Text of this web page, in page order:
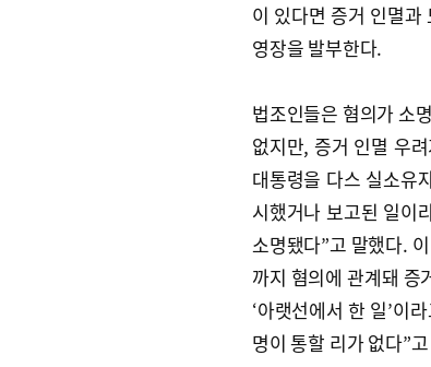
이 있다면 증거 인멸과
영장을 발부한다.
법조인들은 혐의가 소
없지만, 증거 인멸 우
대통령을 다스 실소유
시했거나 보고된 일이
소명됐다”고 말했다.
까지 혐의에 관계돼 증
‘아랫선에서 한 일’이
명이 통할 리가 없다”